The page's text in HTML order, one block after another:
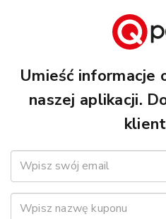
Umieść
naszej aplikacji.